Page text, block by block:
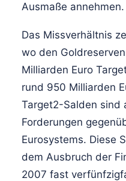
Ausmaße annehmen.
Das Missverhältnis
wo den
Milliarden Euro
rund 950 Milliarden
Target2-Salden sind
Forderungen
Eurosystems. Diese
dem Ausbruch der
2007 fast